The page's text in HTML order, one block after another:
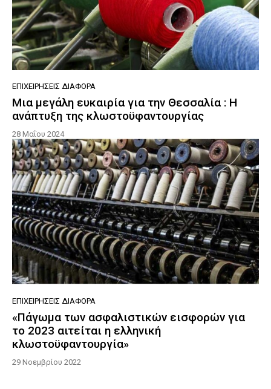
ΕΠΙΧΕΙΡΉΣΕΙΣ ΔΙΆΦΟΡΑ
Μια μεγάλη ευκαιρία για την Θεσσαλία : Η
ανάπτυξη της κλωστοϋφαντουργίας
28 Μαΐου 2024
ΕΠΙΧΕΙΡΉΣΕΙΣ ΔΙΆΦΟΡΑ
«Πάγωμα των ασφαλιστικών εισφορών για
το 2023 αιτείται η ελληνική
κλωστοϋφαντουργία»
29 Νοεμβρίου 2022